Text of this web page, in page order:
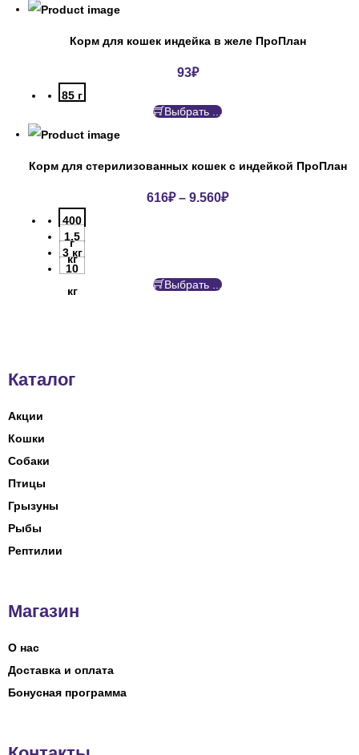
Корм для кошек индейка в желе ПроПлан
93₽
85 г
Выбрать ...
Корм для стерилизованных кошек с индейкой ПроПлан
616₽– 9.560₽
400
г
1.5
кг
3 кг
10
кг
Выбрать ...
Каталог
Акции
Кошки
Собаки
Птицы
Грызуны
Рыбы
Рептилии
Магазин
О нас
Доставка и оплата
Бонусная программа